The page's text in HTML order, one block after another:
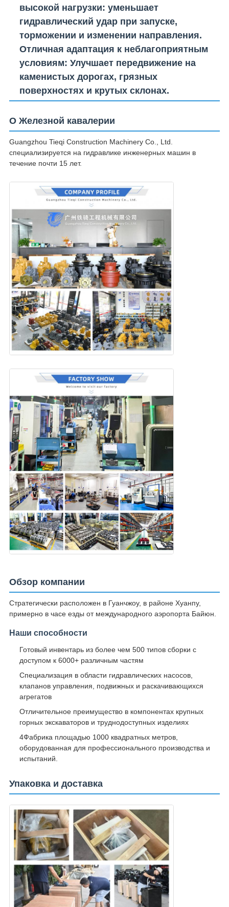
высокой нагрузки: уменьшает
гидравлический удар при запуске,
торможении и изменении направления.
Отличная адаптация к неблагоприятным
условиям: Улучшает передвижение на
каменистых дорогах, грязных
поверхностях и крутых склонах.
О Железной кавалерии
Guangzhou Tieqi Construction Machinery Co., Ltd.
специализируется на гидравлике инженерных машин в
течение почти 15 лет.
Обзор компании
Стратегически расположен в Гуанчжоу, в районе Хуанпу,
примерно в часе езды от международного аэропорта Байюн.
Наши способности
Готовый инвентарь из более чем 500 типов сборки с
доступом к 6000+ различным частям
Специализация в области гидравлических насосов,
клапанов управления, подвижных и раскачивающихся
агрегатов
Отличительное преимущество в компонентах крупных
горных экскаваторов и труднодоступных изделиях
4Фабрика площадью 1000 квадратных метров,
оборудованная для профессионального производства и
испытаний.
Упаковка и доставка